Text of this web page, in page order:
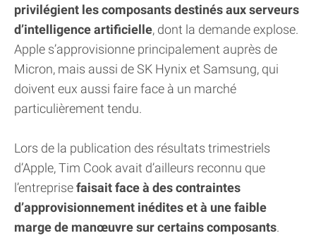
privilégient les composants destinés aux serveurs
d’intelligence artificielle, dont la demande explose.
Apple s’approvisionne principalement auprès de
Micron, mais aussi de SK Hynix et Samsung, qui
doivent eux aussi faire face à un marché
particulièrement tendu.
Lors de la publication des résultats trimestriels
d’Apple, Tim Cook avait d’ailleurs reconnu que
l’entreprisefaisait face à des contraintes
d’approvisionnement inédites et à une faible
marge de manœuvre sur certains composants.